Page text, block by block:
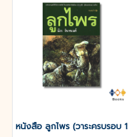
หนังสือ ลูกไพร (วาระครบรอบ